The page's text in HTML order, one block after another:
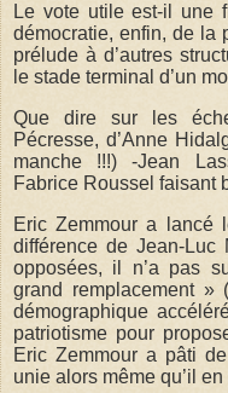
Le vote utile est-il une
démocratie, enfin, de la
prélude à d’autres
le stade terminal d’un
Que dire sur les
Pécresse, d’Anne
manche !!!) -Jean
Fabrice Roussel faisant
Eric Zemmour a lancé
différence de Jean-
opposées, il n’a pas
grand remplacement »
démographique
patriotisme pour
Eric Zemmour a pâti
unie alors même qu’il